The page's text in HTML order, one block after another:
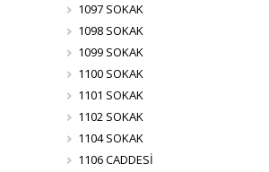
1097 SOKAK
1098 SOKAK
1099 SOKAK
1100 SOKAK
1101 SOKAK
1102 SOKAK
1104 SOKAK
1106 CADDESİ